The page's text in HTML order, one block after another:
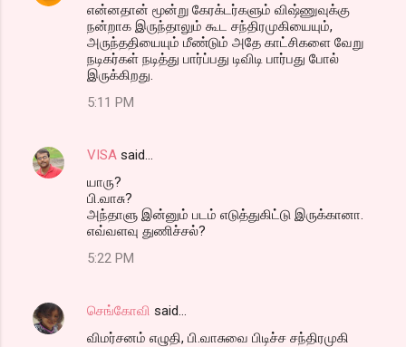
என்னதான் மூன்று கேரக்டர்களும் விஷ்ணுவுக்கு
நன்றாக இருந்தாலும் கூட சந்திரமுகியையும்,
அருந்ததியையும் மீண்டும் அதே காட்சிகளை வேறு
நடிகர்கள் நடித்து பார்ப்பது டிவிடி பார்பது போல்
இருக்கிறது.
5:11 PM
VISA said…
யாரு?
பி.வாசு?
அந்தாளு இன்னும் படம் எடுத்துகிட்டு இருக்கானா.
எவ்வளவு துணிச்சல்?
5:22 PM
செங்கோவி said…
விமர்சனம் எழுதி, பி.வாசுவை பிடிச்ச சந்திரமுகி